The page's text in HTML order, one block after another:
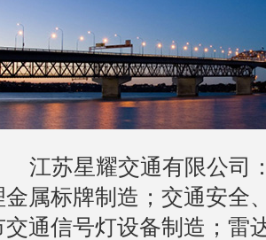
交通有限公司：
金属标牌制造；交通安全
通信号灯设备制造；雷